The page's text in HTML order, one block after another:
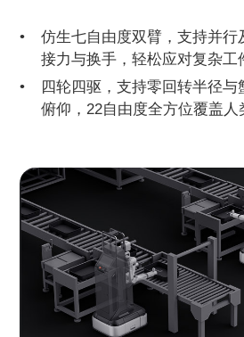
仿生七自由度双臂，支持并行
接力与换手，轻松应对复杂工
四轮四驱，支持零回转半径
俯仰，22自由度全方位覆盖人